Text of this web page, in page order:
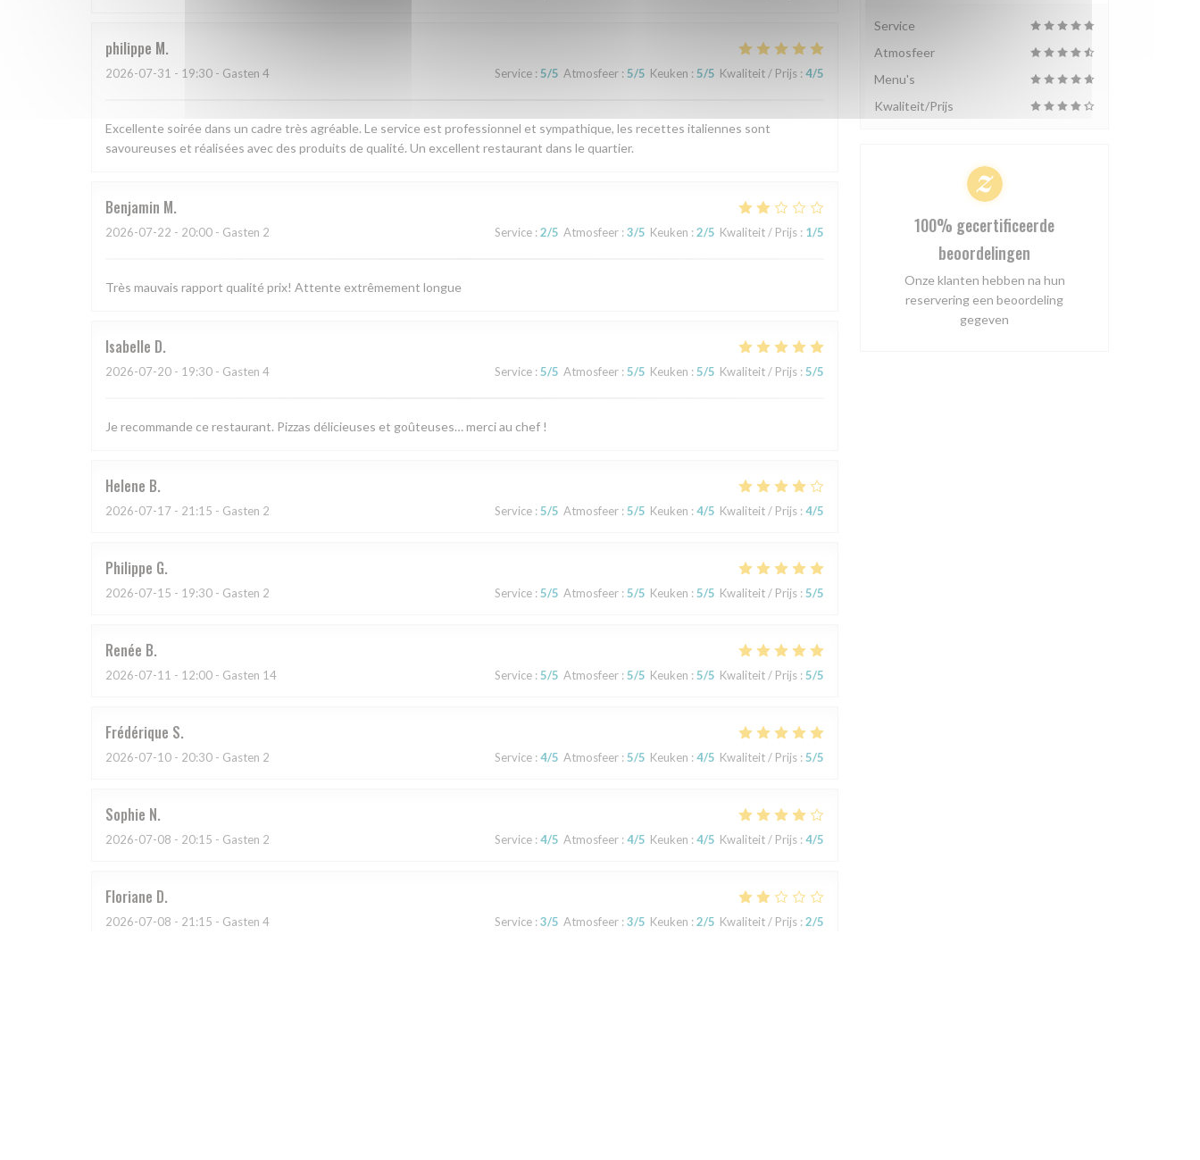
philippe M
2026-07-31 - 19:30 - Gasten 4 Service : 5/5 Atmosfeer : 5/5 Keuken : 5/5 Kwaliteit / Prijs : 4/5
Excellente soirée dans un cadre très agréable. Le service est professionnel et sympathique, les recettes italiennes sont
savoureuses et réalisées avec des produits de qualité. Un excellent restaurant dans le quartier.
Benjamin M
2026-07-22 - 20:00 - Gasten 2 Service : 2/5 Atmosfeer : 3/5 Keuken : 2/5 Kwaliteit / Prijs : 1/5
Très mauvais rapport qualité prix! Attente extrêmement longue
Isabelle D
2026-07-20 - 19:30 - Gasten 4 Service : 5/5 Atmosfeer : 5/5 Keuken : 5/5 Kwaliteit / Prijs : 5/5
Je recommande ce restaurant. Pizzas délicieuses et goûteuses… merci au chef !
Helene B
2026-07-17 - 21:15 - Gasten 2 Service : 5/5 Atmosfeer : 5/5 Keuken : 4/5 Kwaliteit / Prijs : 4/5
Philippe G
2026-07-15 - 19:30 - Gasten 2 Service : 5/5 Atmosfeer : 5/5 Keuken : 5/5 Kwaliteit / Prijs : 5/5
Renée B
2026-07-11 - 12:00 - Gasten 14 Service : 5/5 Atmosfeer : 5/5 Keuken : 5/5 Kwaliteit / Prijs : 5/5
Frédérique S
2026-07-10 - 20:30 - Gasten 2 Service : 4/5 Atmosfeer : 5/5 Keuken : 4/5 Kwaliteit / Prijs : 5/5
Sophie N
2026-07-08 - 20:15 - Gasten 2 Service : 4/5 Atmosfeer : 4/5 Keuken : 4/5 Kwaliteit / Prijs : 4/5
Floriane D
2026-07-08 - 21:15 - Gasten 4 Service : 3/5 Atmosfeer : 3/5 Keuken : 2/5 Kwaliteit / Prijs : 2/5
Service
Atmosfeer
Menu's
Kwaliteit/Prijs
100% gecertificeerde
beoordelingen
Onze klanten hebben na hun
reservering een beoordeling
gegeven